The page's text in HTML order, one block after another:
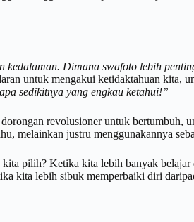
kedalaman. Dimana swafoto lebih
untuk mengakui ketidaktahuan
sedikitnya yang engkau ketahui!”
revolusioner untuk
melainkan justru menggunakannya
pilih? Ketika kita lebih banyak
kita lebih sibuk memperbaiki diri